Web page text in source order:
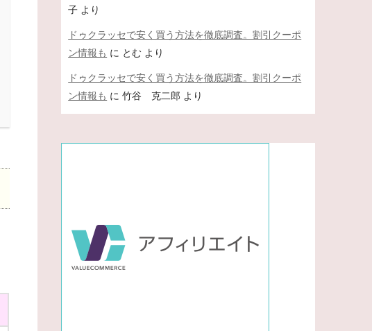
子 より
ドゥクラッセで安く買う方法を徹底調査。割引クーポ
ン情報も に とむ より
ドゥクラッセで安く買う方法を徹底調査。割引クーポ
ン情報も に竹谷 克二郎 より